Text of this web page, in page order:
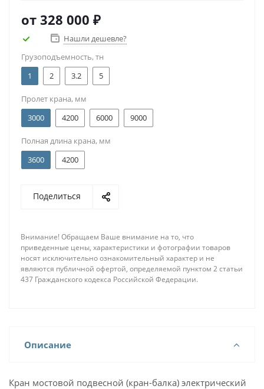
от 328 000 ₽
Нашли дешевле?
Грузоподъемность, тн
1
2 3.2 5
Пролет крана, мм
3000
4200 6000 9000
Полная длина крана, мм
3600
4200
Поделиться
Внимание! Обращаем Ваше внимание на то, что
приведенные цены, характеристики и фотографии товаров
носят исключительно ознакомительный характер и не
являются публичной офертой, определяемой пунктом 2 статьи
437 Гражданского кодекса Российской Федерации.
Описание
Кран мостовой подвесной (кран-балка) электрический